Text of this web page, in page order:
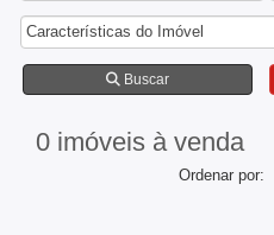
Características do Imóvel
Buscar
0 imóveis à venda
Ordenar por: